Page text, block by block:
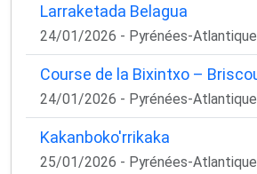
Larraketada Belagua
24/01/2026 - Pyrénées-
Course de la Bixintxo –
24/01/2026 - Pyrénées-
Kakanboko'rrikaka
25/01/2026 - Pyrénées-